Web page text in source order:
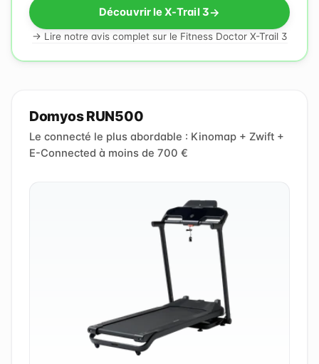
Découvrir le X-Trail 3
→ Lire notre avis complet sur le Fitness Doctor X-Trail 3
Domyos RUN500
Le connecté le plus abordable : Kinomap + Zwift +
E-Connected à moins de 700 €